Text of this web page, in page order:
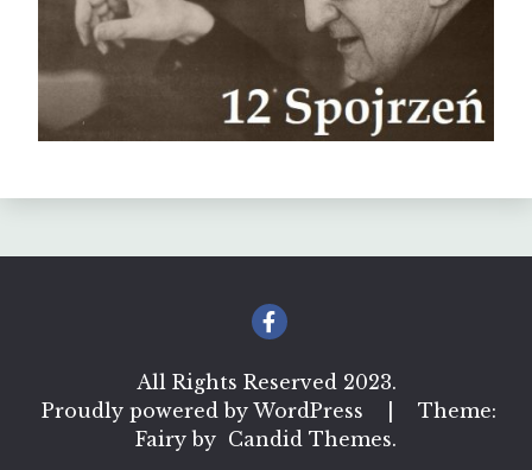
All Rights Reserved 2023.
Proudly powered by WordPress
Theme:
Fairy by Candid Themes.